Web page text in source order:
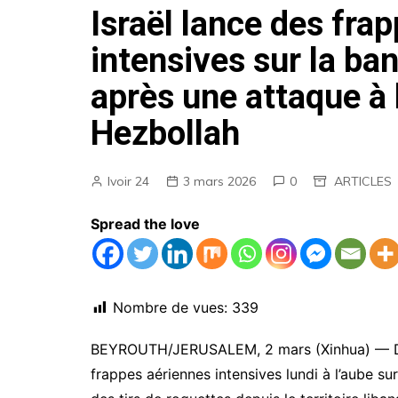
AGENDA
EMPLOIS
MARCHES PUBLICS
ANNONCES LEGALES
Israël lance des
intensives sur la
après une attaque
Hezbollah
Ivoir 24 3 mars 2026 0 ARTICLES
Spread the love
Nombre de vues: 339
BEYROUTH/JERUSALEM, 2 mars (Xinhua)
frappes aériennes intensives lundi à l’aube